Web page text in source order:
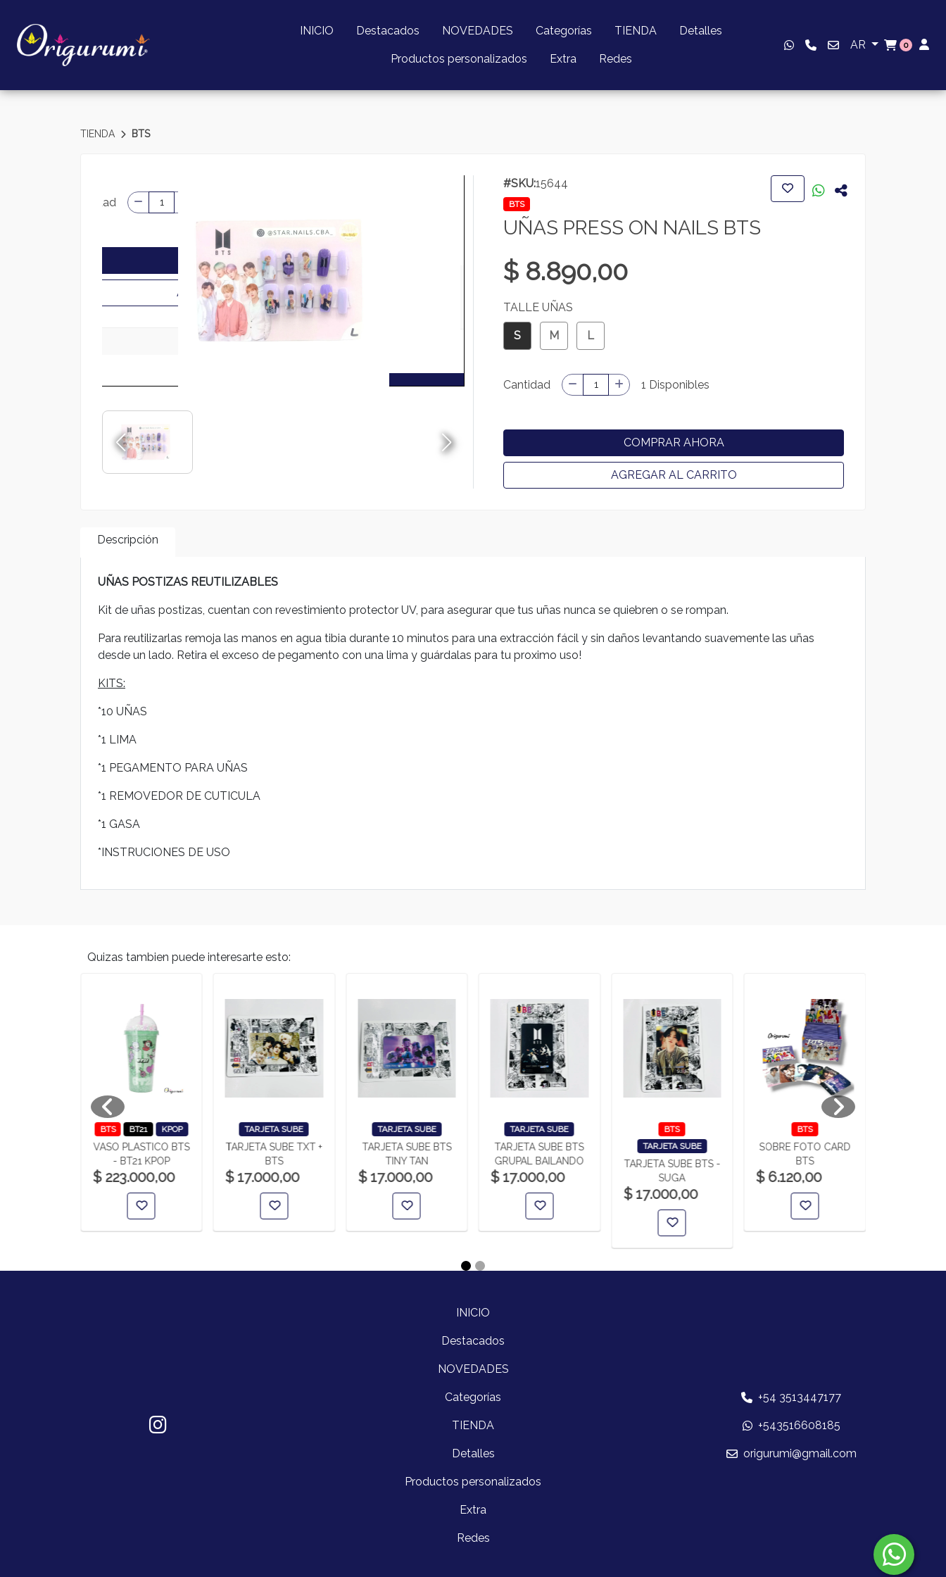
INICIO Destacados NOVEDADES Categorías TIENDA Detalles
Productos personalizados Extra Redes
AR 0
TIENDA BTS
#SKU:15644
BTS
UÑAS PRESS ON NAILS BTS
$ 8.890,00
TALLE UÑAS
S M L
Cantidad 1 Disponibles
COMPRAR AHORA
AGREGAR AL CARRITO
Descripción
UÑAS POSTIZAS REUTILIZABLES
Kit de uñas postizas, cuentan con revestimiento protector UV, para asegurar que tus uñas nunca se quiebren o se rompan.
Para reutilizarlas remoja las manos en agua tibia durante 10 minutos para una extracción fácil y sin daños levantando suavemente las uñas
desde un lado. Retira el exceso de pegamento con una lima y guárdalas para tu proximo uso!
KITS:
*10 UÑAS
*1 LIMA
*1 PEGAMENTO PARA UÑAS
*1 REMOVEDOR DE CUTICULA
*1 GASA
*INSTRUCIONES DE USO
Quizas tambien puede interesarte esto:
BTS BT21 KPOP
VASO PLASTICO BTS
- BT21 KPOP
$ 223.000,00
TARJETA SUBE
TARJETA SUBE TXT +
BTS
$ 17.000,00
TARJETA SUBE
TARJETA SUBE BTS
TINY TAN
$ 17.000,00
TARJETA SUBE
TARJETA SUBE BTS
GRUPAL BAILANDO
$ 17.000,00
BTS
TARJETA SUBE
TARJETA SUBE BTS -
SUGA
$ 17.000,00
BTS
SOBRE FOTO CARD
BTS
$ 6.120,00
INICIO
Destacados
NOVEDADES
Categorías
TIENDA
Detalles
Productos personalizados
Extra
Redes
+54 3513447177
+543516608185
origurumi@gmail.com